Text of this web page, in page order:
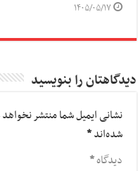
۱۴۰۵/۰۵/۱۷
دیدگاهتان را بنویسید
نشانی ایمیل شما منتشر
شده‌اند*
دیدگاه*